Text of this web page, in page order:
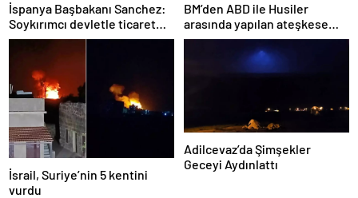
İspanya Başbakanı Sanchez:
Soykırımcı devletle ticaret
yapmayız
BM’den ABD ile Husiler
arasında yapılan ateşkese
ilişkin değerlendirme
İsrail, Suriye’nin 5 kentini
vurdu
Adilcevaz’da Şimşekler
Geceyi Aydınlattı